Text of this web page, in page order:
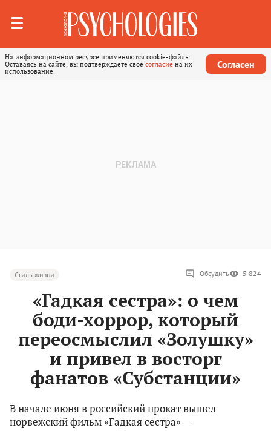
На информационном ресурсе применяются cookie-файлы.
Оставаясь на сайте, вы подтверждаете свое согласие на их
использование.
Согласен
Стиль жизни Обсудить 5 824
«Гадкая сестра»: о чем
боди-хоррор, который
переосмыслил «Золушку»
и привел в восторг
фанатов «Субстанции»
В начале июня в российский прокат вышел
норвежский фильм «Гадкая сестра» —